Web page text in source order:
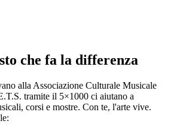
che fa la differenza
alla Associazione Culturale Musicale
tramite il 5×1000 ci aiutano a
corsi e mostre. Con te, l'arte vive.